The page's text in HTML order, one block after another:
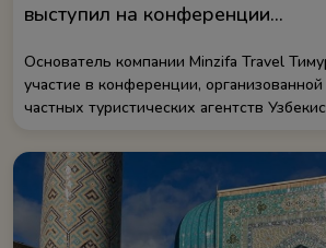
выступил на конференции...
Основатель компании Minzifa Travel
участие в конференции,
частных туристических агентств